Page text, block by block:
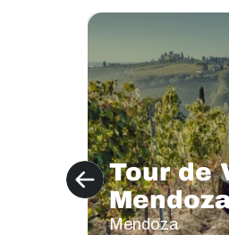
Tour de
Mendoza